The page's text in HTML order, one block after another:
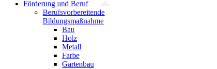
Förderung und Beruf
Berufsvorbereitende
Bildungsmaßnahme
Bau
Holz
Metall
Farbe
Gartenbau